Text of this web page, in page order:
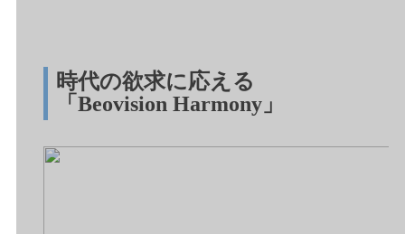
時代の欲求に応える
「 Beovision Harmony 」